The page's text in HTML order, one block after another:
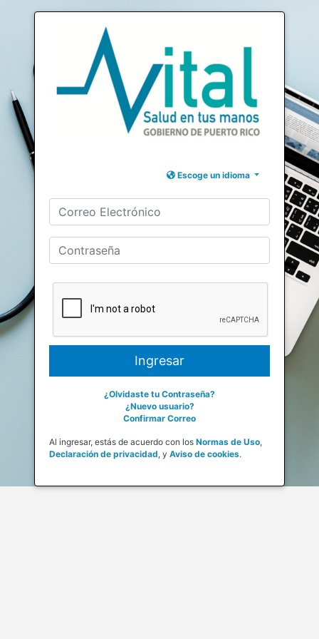
Escoge un idioma
¿Olvidaste tu Contraseña?
¿Nuevo usuario?
Confirmar Correo
Al ingresar, estás de acuerdo con los Normas de Uso,
Declaración de privacidad, y Aviso de cookies.